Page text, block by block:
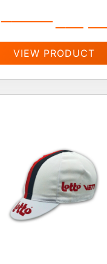
€19,99
VIEW PRODUCT